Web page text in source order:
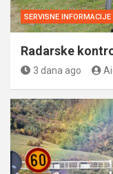
SERVISNE INFORMACIJE
Radarske
3 dana ago